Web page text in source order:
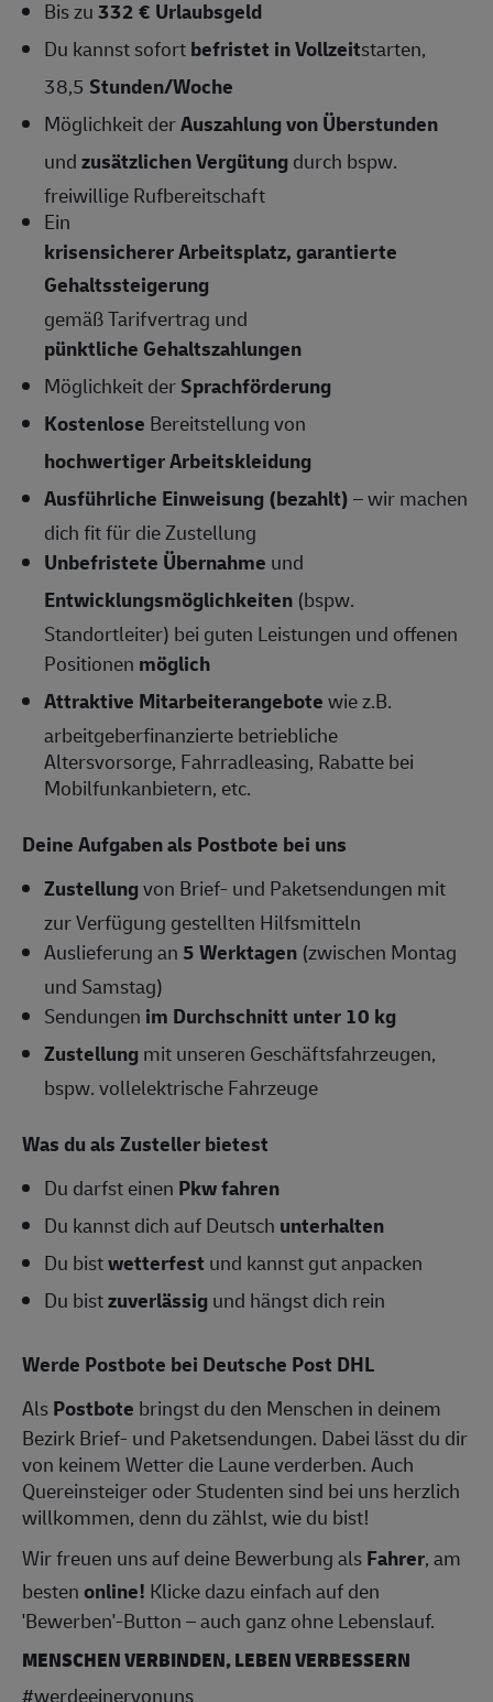
Bis zu332 € Urlaubsgeld
Du kannst sofortbefristet in Vollzeitstarten,
38,5 Stunden/Woche
Möglichkeit derAuszahlung von Überstunden
undzusätzlichen Vergütungdurch bspw.
freiwillige Rufbereitschaft
Ein
krisensicherer Arbeitsplatz, garantierte
Gehaltssteigerung
gemäß Tarifvertrag und
pünktliche Gehaltszahlungen
Möglichkeit derSprachförderung
Kostenlose Bereitstellung von
hochwertiger Arbeitskleidung
Ausführliche Einweisung (bezahlt)– wir machen
dich fit für die Zustellung
Unbefristete Übernahme und
Entwicklungsmöglichkeiten (bspw.
Standortleiter) bei guten Leistungen und offenen
Positionen möglich
Attraktive Mitarbeiterangebotewie z.B.
arbeitgeberfinanzierte betriebliche
Altersvorsorge, Fahrradleasing, Rabatte bei
Mobilfunkanbietern, etc.
Deine Aufgaben als Postbote bei uns
Zustellungvon Brief- und Paketsendungen mit
zur Verfügung gestellten Hilfsmitteln
Auslieferung an5 Werktagen (zwischen Montag
und Samstag)
Sendungen im Durchschnitt unter 10 kg
Zustellungmit unseren Geschäftsfahrzeugen,
bspw. vollelektrische Fahrzeuge
Was du als Zusteller bietest
Du darfst einen Pkw fahren
Du kannst dich auf Deutsch unterhalten
Du bistwetterfest und kannst gut anpacken
Du bistzuverlässigund hängst dich rein
Werde Postbote bei Deutsche Post DHL
AlsPostbote bringst du den Menschen in deinem
Bezirk Brief- und Paketsendungen. Dabei lässt du dir
von keinem Wetter die Laune verderben. Auch
Quereinsteiger oder Studenten sind bei uns herzlich
willkommen, denn du zählst, wie du bist!
Wir freuen uns auf deine Bewerbung alsFahrer, am
bestenonline! Klicke dazu einfach auf den
'Bewerben'-Button – auch ganz ohne Lebenslauf.
MENSCHEN VERBINDEN, LEBEN VERBESSERN
#werdeeinervonuns